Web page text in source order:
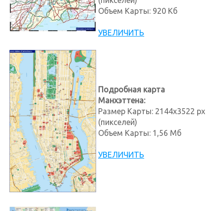
Объем Карты: 920 Кб
УВЕЛИЧИТЬ
Подробная карта
Манхэттена:
Размер Карты: 2144x3522 px
(пикселей)
Объем Карты: 1,56 Мб
УВЕЛИЧИТЬ